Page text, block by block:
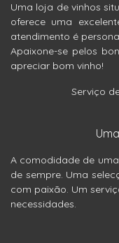
Uma loja de vinhos
oferece uma
atendimento é
Apaixone-se pelos
apreciar bom vinho!
Serviço
A comodidade de
de sempre. Uma
com paixão. Um
necessidades.